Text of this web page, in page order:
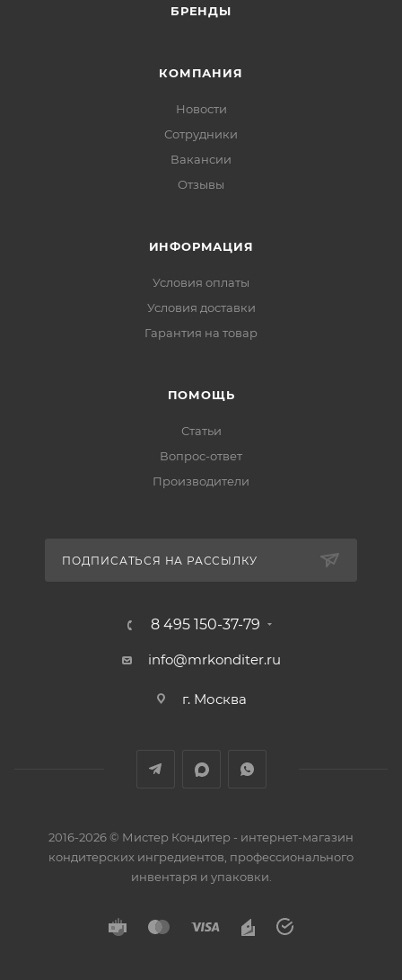
БРЕНДЫ
КОМПАНИЯ
Новости
Сотрудники
Вакансии
Отзывы
ИНФОРМАЦИЯ
Условия оплаты
Условия доставки
Гарантия на товар
ПОМОЩЬ
Статьи
Вопрос-ответ
Производители
ПОДПИСАТЬСЯ НА РАССЫЛКУ
8 495 150-37-79
info@mrkonditer.ru
г. Москва
2016-2026 © Мистер Кондитер - интернет-магазин
кондитерских ингредиентов, профессионального
инвентаря и упаковки.